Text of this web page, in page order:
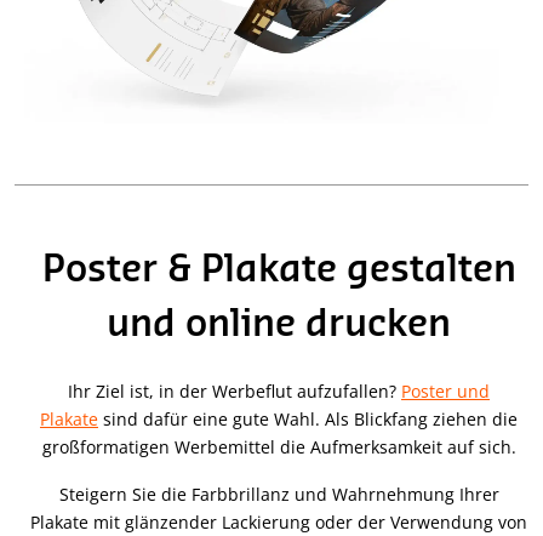
Poster & Plakate gestalten
und online drucken
Ihr Ziel ist, in der Werbeflut aufzufallen? Poster und
Plakate sind dafür eine gute Wahl. Als Blickfang ziehen die
großformatigen Werbemittel die Aufmerksamkeit auf sich.
Steigern Sie die Farbbrillanz und Wahrnehmung Ihrer
Plakate mit glänzender Lackierung oder der Verwendung von